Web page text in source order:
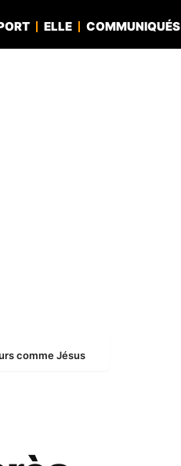
ELLE COMMUNIQUÉS
comme Jésus